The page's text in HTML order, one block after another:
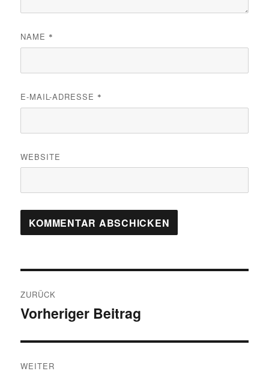
NAME *
E-MAIL-ADRESSE *
WEBSITE
ZURÜCK
Vorheriger
Vorheriger Beitrag
WEITER